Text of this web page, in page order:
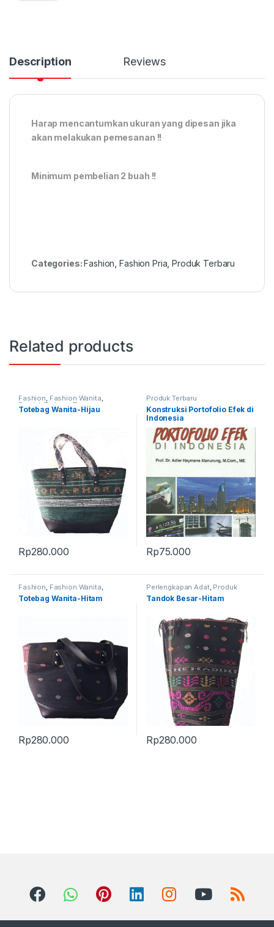
Description Reviews
Harap mencantumkan ukuran yang dipesan jika
akan melakukan pemesanan !!
Minimum pembelian 2 buah !!
Categories:Fashion,Fashion Pria,Produk Terbaru
Related products
Fashion, Fashion Wanita,
Produk Terbaru,Tas
Totebag Wanita-Hijau
Rp280.000
Produk Terbaru
Konstruksi Portofolio Efek di
Indonesia
Rp75.000
Fashion, Fashion Wanita,
Perlengkapan Adat,Produk
Terbaru,Tas
Totebag Wanita-Hitam
Rp280.000
Perlengkapan Adat, Produk
Terbaru, Tandok
Tandok Besar-Hitam
Rp280.000